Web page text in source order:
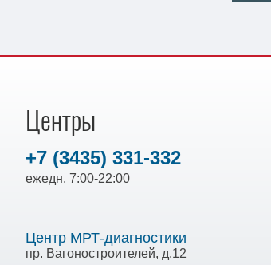
Центры
+7 (3435) 331-332
ежедн. 7:00-22:00
Центр МРТ-диагностики
пр. Вагоностроителей, д.12